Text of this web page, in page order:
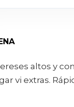
altos y
vi extras.